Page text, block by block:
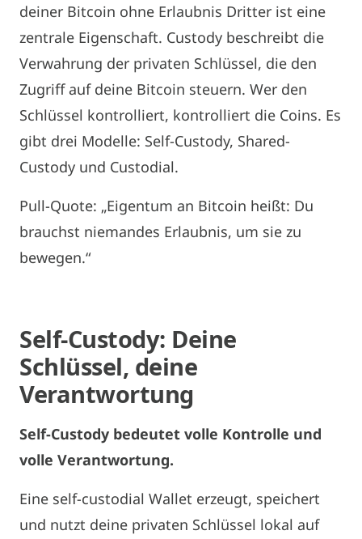
deiner Bitcoin ohne Erlaubnis Dritter ist eine
zentrale Eigenschaft. Custody beschreibt die
Verwahrung der privaten Schlüssel, die den
Zugriff auf deine Bitcoin steuern. Wer den
Schlüssel kontrolliert, kontrolliert die Coins. Es
gibt drei Modelle: Self-Custody, Shared-
Custody und Custodial.
Pull-Quote: „Eigentum an Bitcoin heißt: Du
brauchst niemandes Erlaubnis, um sie zu
bewegen.“
Self-Custody: Deine
Schlüssel, deine
Verantwortung
Self-Custody bedeutet volle Kontrolle und
volle Verantwortung.
Eine self-custodial Wallet erzeugt, speichert
und nutzt deine privaten Schlüssel lokal auf